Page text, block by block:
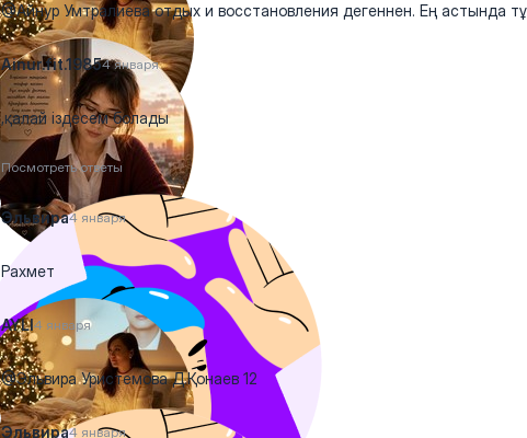
@Айнур Умтралиева отдых и восстановления дегеннен. Ең астында
Ainur.fit.19854 января
,қалай іздесем болады
Посмотреть ответы
Эльвира4 января
Рахмет
AYLI4 января
@Эльвира Уристемова Д.Қонаев 12
Эльвира4 января